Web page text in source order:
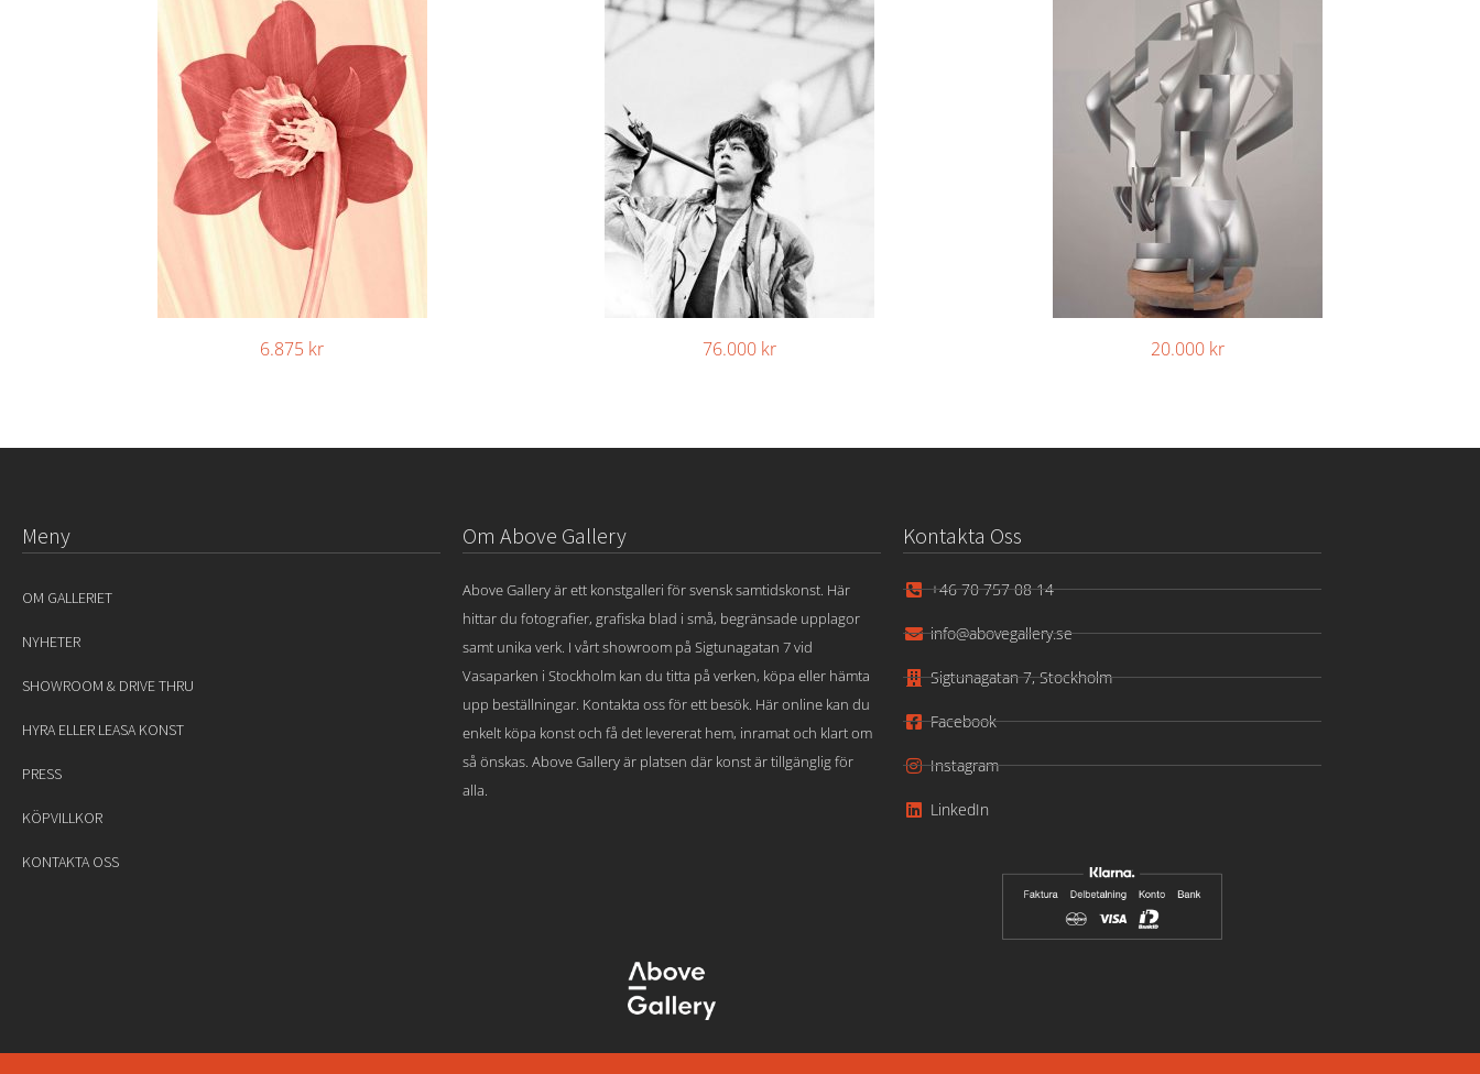
6.875 kr 76.000 kr 20.000 kr
Meny
OM GALLERIET
NYHETER
SHOWROOM & DRIVE THRU
HYRA ELLER LEASA KONST
PRESS
KÖPVILLKOR
KONTAKTA OSS
Om Above Gallery
Above Gallery är ett konstgalleri för svensk samtidskonst. Här
hittar du fotografier, grafiska blad i små, begränsade upplagor
samt unika verk. I vårt showroom på Sigtunagatan 7 vid
Vasaparken i Stockholm kan du titta på verken, köpa eller hämta
upp beställningar. Kontakta oss för ett besök. Här online kan du
enkelt köpa konst och få det levererat hem, inramat och klart om
så önskas. Above Gallery är platsen där konst är tillgänglig för
alla.
Kontakta Oss
+46 70 757 08 14
info@abovegallery.se
Sigtunagatan 7, Stockholm
Facebook
Instagram
LinkedIn